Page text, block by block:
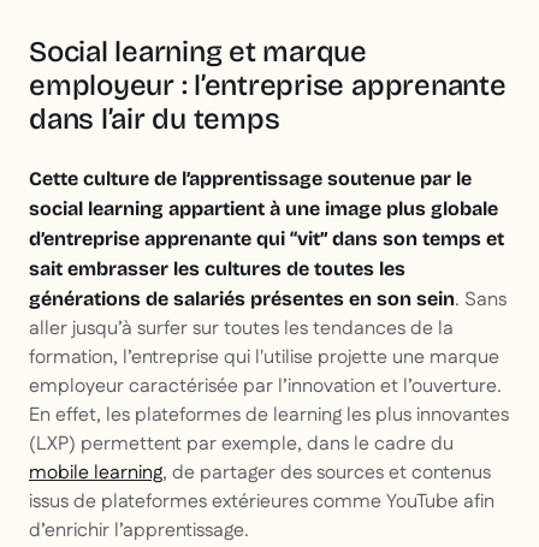
Social learning et marque
employeur : l’entreprise apprenante
dans l’air du temps
Cette culture de l’apprentissage soutenue par le
social learning appartient à une image plus globale
d’entreprise apprenante qui “vit” dans son temps et
sait embrasser les cultures de toutes les
générations de salariés présentes en son sein. Sans
aller jusqu’à surfer sur toutes les tendances de la
formation, l’entreprise qui l'utilise projette une marque
employeur caractérisée par l’innovation et l’ouverture.
En effet, les plateformes de learning les plus innovantes
(LXP) permettent par exemple, dans le cadre du
mobile learning, de partager des sources et contenus
issus de plateformes extérieures comme YouTube afin
d’enrichir l’apprentissage.